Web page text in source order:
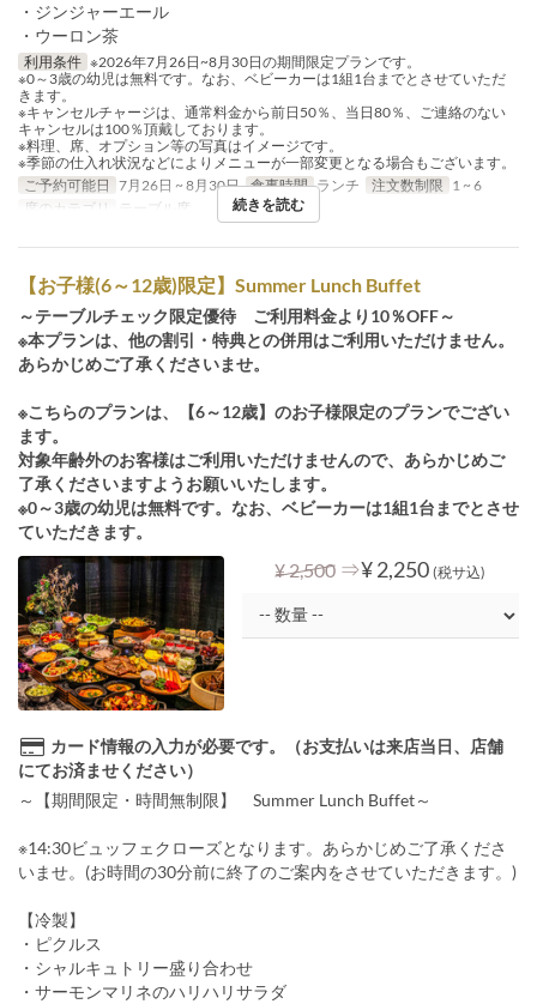
・ジンジャーエール
・ウーロン茶
利用条件 ※2026年7月26日~8月30日の期間限定プランです。
※0～3歳の幼児は無料です。なお、ベビーカーは1組1台までとさせていただ
きます。
※キャンセルチャージは、通常料金から前日50％、当日80％、ご連絡のない
キャンセルは100％頂戴しております。
※料理、席、オプション等の写真はイメージです。
※季節の仕入れ状況などによりメニューが一部変更となる場合もございます。
ご予約可能日 7月26日 ~ 8月30日 食事時間 ランチ 注文数制限 1 ~ 6
席のカテゴリ
テーブル席 続きを読む
【お子様(6～12歳)限定】Summer Lunch Buffet
～テーブルチェック限定優待 ご利用料金より10％OFF～
※本プランは、他の割引・特典との併用はご利用いただけません。
あらかじめご了承くださいませ。
※こちらのプランは、【6～12歳】のお子様限定のプランでござい
ます。
対象年齢外のお客様はご利用いただけませんので、あらかじめご
了承くださいますようお願いいたします。
※0～3歳の幼児は無料です。なお、ベビーカーは1組1台までとさせ
ていただきます。
¥ 2,500 ⇒¥ 2,250 (税サ込)
カード情報の入力が必要です。（お支払いは来店当日、店舗
にてお済ませください）
～【期間限定・時間無制限】 Summer Lunch Buffet～
※14:30ビュッフェクローズとなります。あらかじめご了承くださ
いませ。(お時間の30分前に終了のご案内をさせていただきます。)
【冷製】
・ピクルス
・シャルキュトリー盛り合わせ
・サーモンマリネのハリハリサラダ